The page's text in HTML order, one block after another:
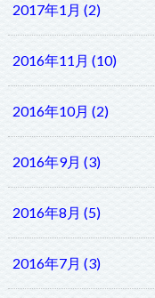
2017年1月 (2)
2016年11月 (10)
2016年10月 (2)
2016年9月 (3)
2016年8月 (5)
2016年7月 (3)